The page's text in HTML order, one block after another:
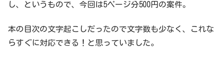
し、というもので、今回は5ページ分500円の案件。
本の目次の文字起こしだったので文字数も少なく、これな
らすぐに対応できる！と思っていました。